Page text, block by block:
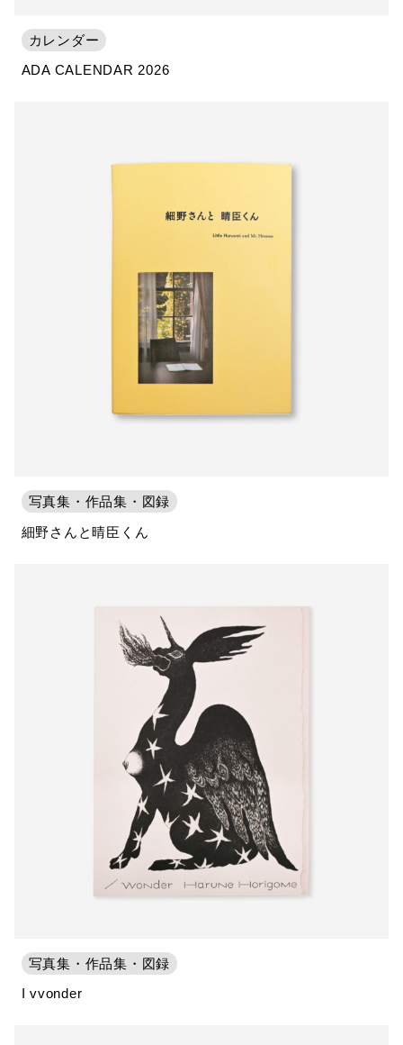
カレンダー
ADA CALENDAR 2026
写真集・作品集・図録
細野さんと晴臣くん
写真集・作品集・図録
I vvonder